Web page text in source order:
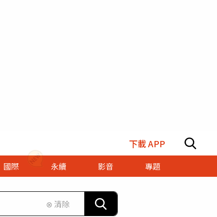
下載 APP
國際 永續 影音
專題
⊗ 清除